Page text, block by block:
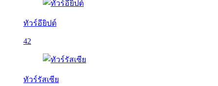
ทัวร์อียิปต์
42
ทัวร์รัสเซีย